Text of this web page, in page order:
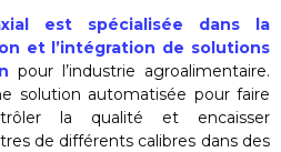
est spécialisée dans la
et l’intégration de solutions
pour l’industrie agroalimentaire.
solution automatisée pour faire
la qualité et encaisser
de différents calibres dans des